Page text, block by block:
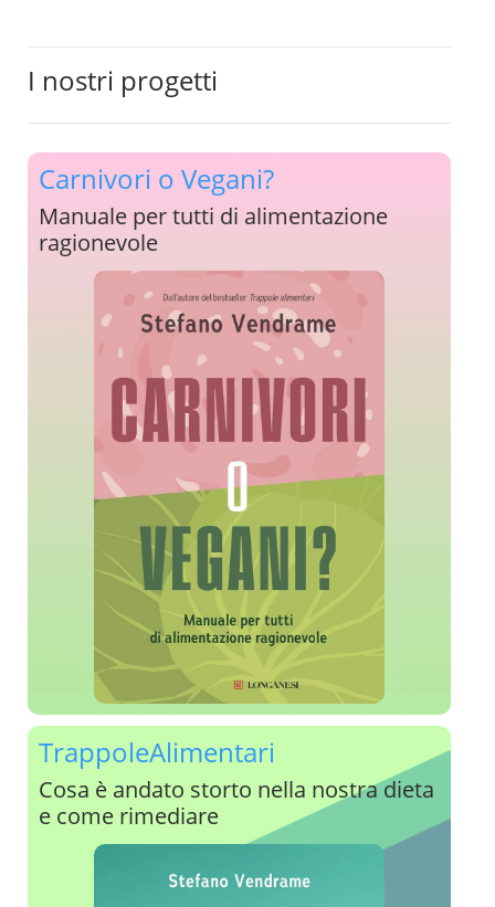
I nostri progetti
Carnivori o Vegani?
Manuale per tutti di alimentazione
ragionevole
TrappoleAlimentari
Cosa è andato storto nella nostra dieta
e come rimediare